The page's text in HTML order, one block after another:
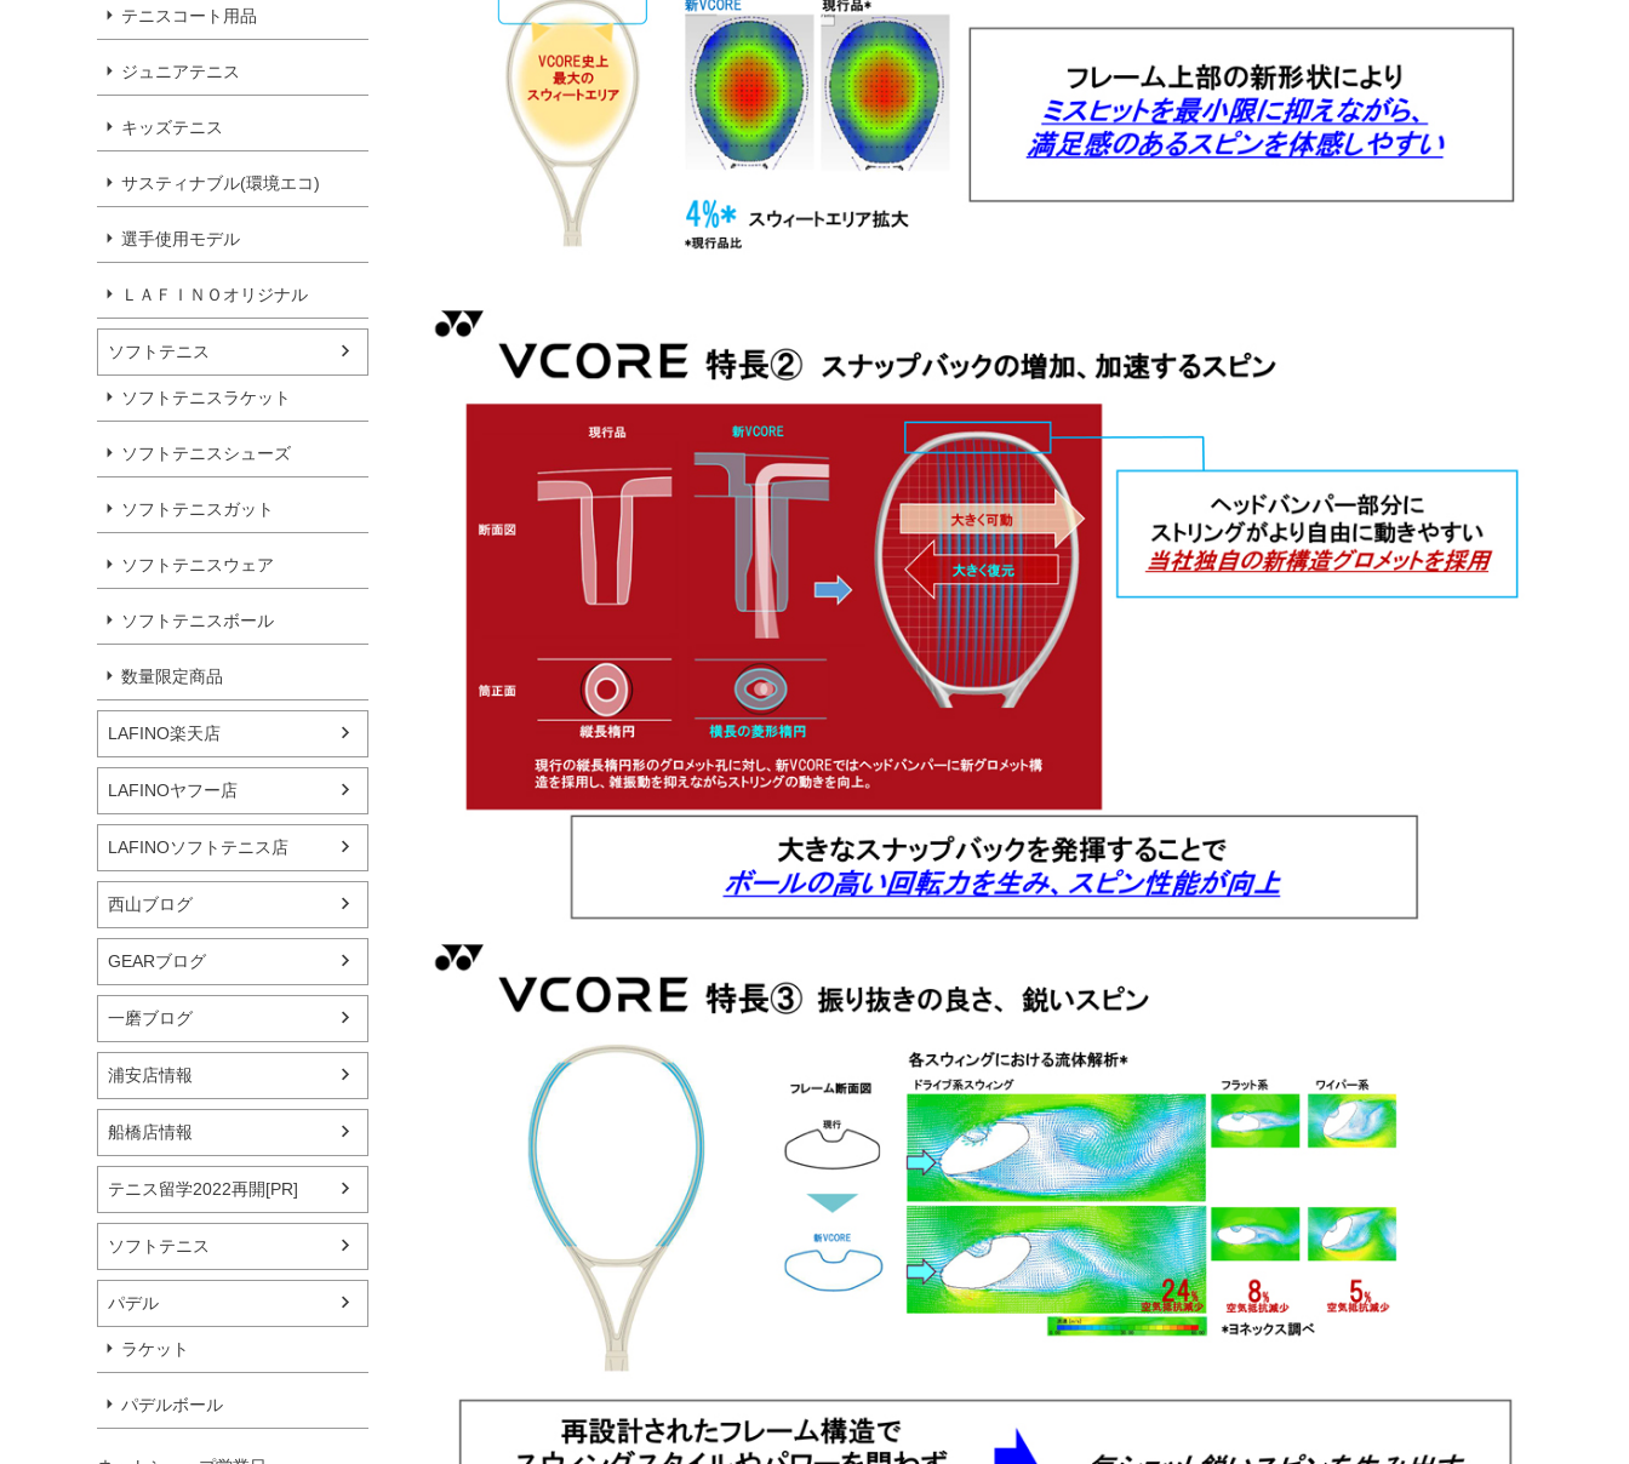
テニスコート用品
ジュニアテニス
キッズテニス
サスティナブル(環境エコ)
選手使用モデル
ＬＡＦＩＮＯオリジナル
ソフトテニス
ソフトテニスラケット
ソフトテニスシューズ
ソフトテニスガット
ソフトテニスウェア
ソフトテニスボール
数量限定商品
LAFINO楽天店
LAFINOヤフー店
LAFINOソフトテニス店
西山ブログ
GEARブログ
一磨ブログ
浦安店情報
船橋店情報
テニス留学2022再開[PR]
ソフトテニス
パデル
ラケット
パデルボール